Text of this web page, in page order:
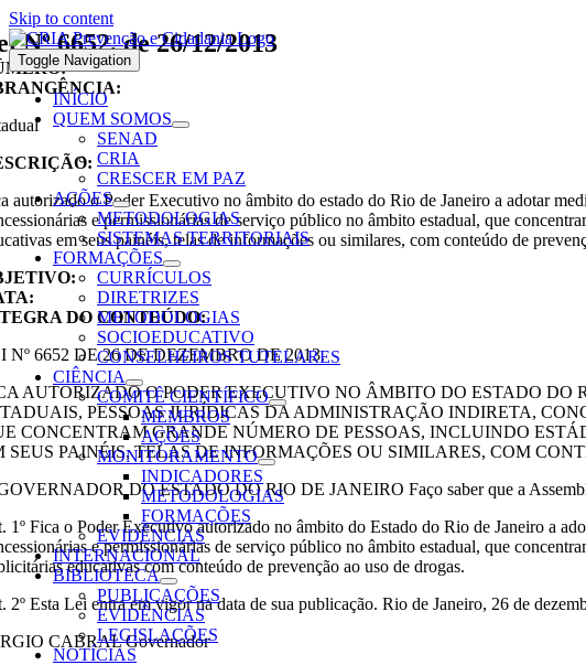
Skip to content
Toggle Navigation
INÍCIO
QUEM SOMOS
SENAD
CRIA
CRESCER EM PAZ
AÇÕES
METODOLOGIAS
SISTEMAS TERRITORIAIS
FORMAÇÕES
CURRÍCULOS
DIRETRIZES
METODOLOGIAS
SOCIOEDUCATIVO
CONSELHEIROS TUTELARES
CIÊNCIA
COMITÊ CIENTÍFICO
MEMBROS
AÇÕES
MONITORAMENTO
INDICADORES
METODOLOGIAS
FORMAÇÕES
EVIDÊNCIAS
INTERNACIONAL
BIBLIOTECA
PUBLICAÇÕES
EVIDÊNCIAS
LEGISLAÇÕES
NOTÍCIAS
Nº 6652, de 26/12/2013
autorizado o Poder Executivo no âmbito do estado do Rio de Janeiro a adotar
e permissionárias de serviço público no âmbito estadual, que
em seus painéis, telas de informações ou similares, com conteúdo de
DO CONTEÚDO:
Nº 6652 DE 26 DE DEZEMBRO DE 2013.
AUTORIZADO O PODER EXECUTIVO NO ÂMBITO DO ESTADO DO
PESSOAS JURÍDICAS DA ADMINISTRAÇÃO INDIRETA,
CONCENTRAM GRANDE NÚMERO DE PESSOAS, INCLUINDO
SEUS PAINÉIS, TELAS DE INFORMAÇÕES OU SIMILARES, COM
DO ESTADO DO RIO DE JANEIRO Faço saber que a
1º Fica o Poder Executivo autorizado no âmbito do Estado do Rio de Janeiro a
e permissionárias de serviço público no âmbito estadual, que
educativas com conteúdo de prevenção ao uso de drogas.
2º Esta Lei entra em vigor na data de sua publicação. Rio de Janeiro, 26 de
CABRAL Governador